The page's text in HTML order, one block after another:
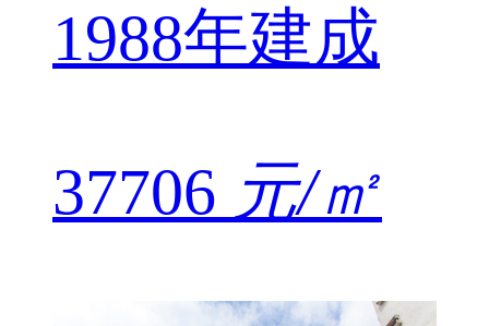
1988年建成
37706 元/㎡